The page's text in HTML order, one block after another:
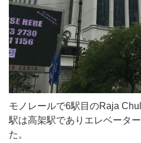
モノレールで6駅目のRaja
駅は高架駅でありエレベータ
た。